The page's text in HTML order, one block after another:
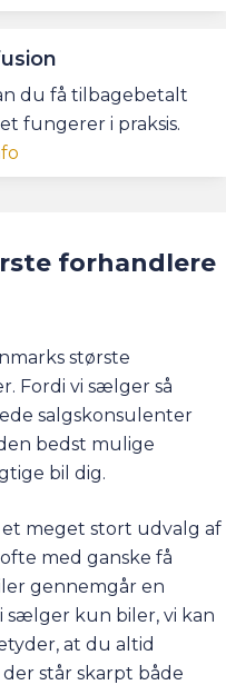
du få tilbagebetalt
fungerer i praksis.
forhandlere
største
Fordi vi sælger så
salgskonsulenter
bedst mulige
bil dig.
meget stort udvalg af
med ganske få
gennemgår en
kun biler, vi kan
at du altid
står skarpt både